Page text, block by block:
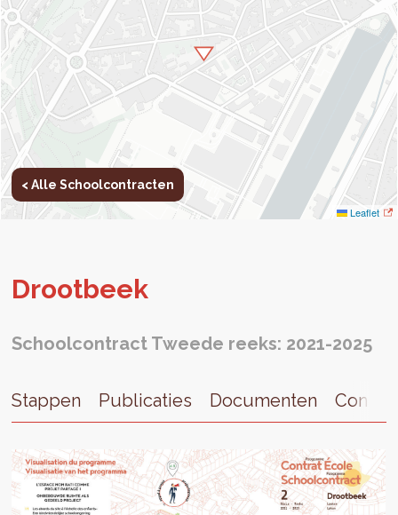
Leaflet
< Alle Schoolcontracten
Droot­beek
Schoolcontract Tweede reeks: 2021-2025
Stappen Publicaties Documenten